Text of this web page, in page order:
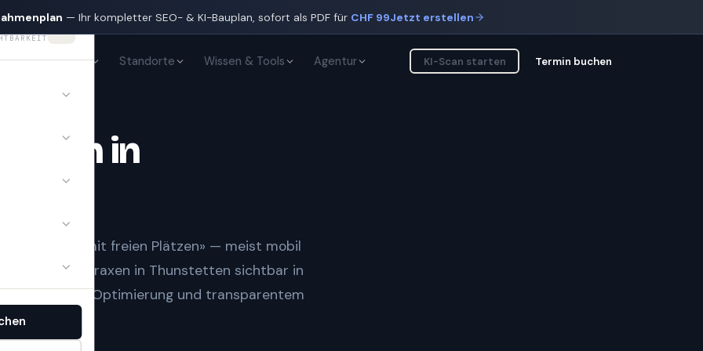
— Ihr kompletter SEO- & KI-Bauplan, sofort als PDF für CHF 99Jetzt erstellen
KI-Sichtbarkeit Standorte Wissen & Tools Agentur KI-Scan starten Termin buchen
in
und «Arzt mit freien Plätzen» — meist mobil
Ärzte & Praxen in Thunstetten sichtbar in
lokaler Optimierung und transparentem